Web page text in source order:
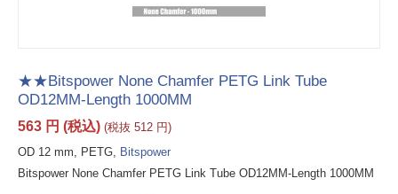
★★Bitspower None Chamfer PETG Link Tube
OD12MM-Length 1000MM
563 円 (税込) (税抜 512 円)
OD 12 mm, PETG, Bitspower
Bitspower None Chamfer PETG Link Tube OD12MM-Length 1000MM